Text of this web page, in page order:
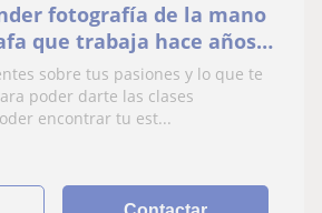
fotografía de la mano
que trabaja hace años
de la Moda y en la
Clases básicas y
tu nivel!
sobre tus pasiones y lo que te
poder darte las clases
encontrar tu est...